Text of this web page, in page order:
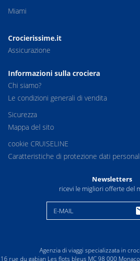
Miami
Crocierissime.it
Assicurazione
Informazioni sulla crociera
Chi siamo?
Le condizioni generali di vendita
Sicurezza
Mappa del sito
cookie CRUISELINE
Caratteristiche di protezione dati personali
Newsletters
ricevi le migliori offerte del
E-MAIL
Agenzia di viaggi specializzata in
16 rue du gabian Les flots bleus MC 98 000